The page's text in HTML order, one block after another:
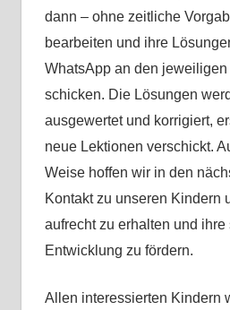
dann – ohne zeitliche
bearbeiten und ihre
WhatsApp an den jeweiligen
schicken. Die Lösungen
ausgewertet und korrigiert,
neue Lektionen verschickt.
Weise hoffen wir in den
Kontakt zu unseren Kindern
aufrecht zu erhalten und
Entwicklung zu fördern.
Allen interessierten Kindern